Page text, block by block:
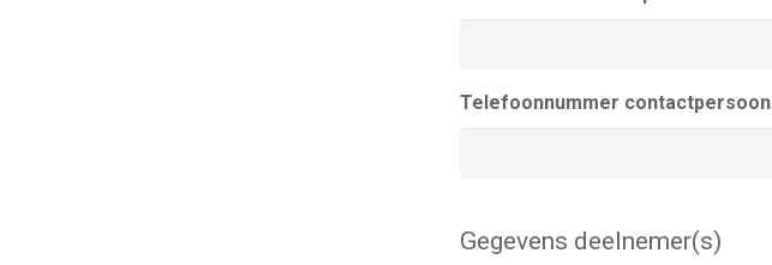
Telefoonnummer contactpersoon
Gegevens deelnemer(s)